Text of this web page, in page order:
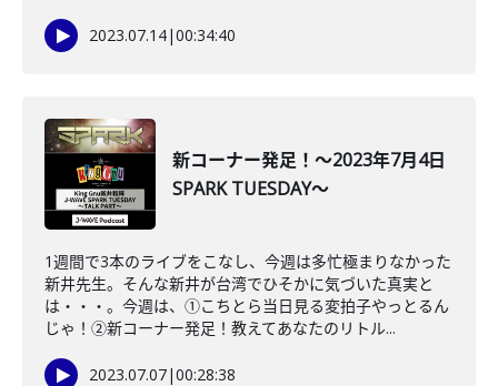
2023.07.14|00:34:40
新コーナー発足！～2023年7月4日
SPARK TUESDAY～
1週間で3本のライブをこなし、今週は多忙極まりなかった
新井先生。そんな新井が台湾でひそかに気づいた真実と
は・・・。今週は、①こちとら当日見る変拍子やっとるん
じゃ！②新コーナー発足！教えてあなたのリトル...
2023.07.07|00:28:38